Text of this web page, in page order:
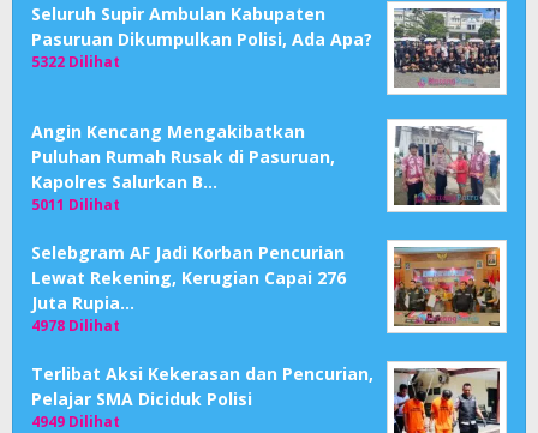
Seluruh Supir Ambulan Kabupaten
Pasuruan Dikumpulkan Polisi, Ada Apa?
5322 Dilihat
Angin Kencang Mengakibatkan
Puluhan Rumah Rusak di Pasuruan,
Kapolres Salurkan B…
5011 Dilihat
Selebgram AF Jadi Korban Pencurian
Lewat Rekening, Kerugian Capai 276
Juta Rupia…
4978 Dilihat
Terlibat Aksi Kekerasan dan Pencurian,
Pelajar SMA Diciduk Polisi
4949 Dilihat